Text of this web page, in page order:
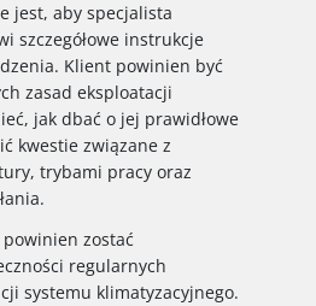
jest, aby specjalista
szczegółowe instrukcje
Klient powinien być
zasad eksploatacji
jak dbać o jej prawidłowe
kwestie związane z
trybami pracy oraz
zostać
regularnych
systemu klimatyzacyjnego.